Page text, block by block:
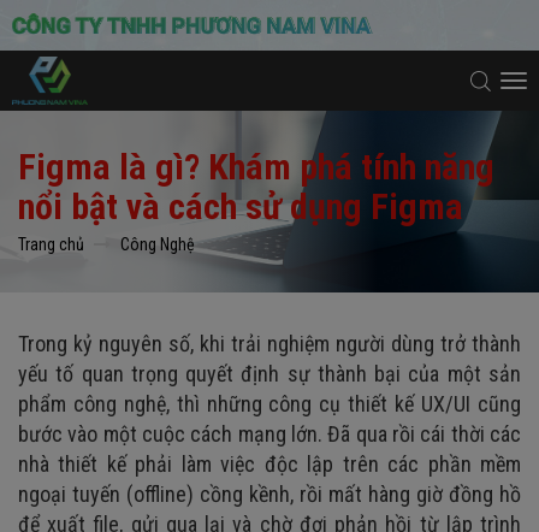
Figma là gì? Khám phá tính năng
nổi bật và cách sử dụng Figma
Trang chủ Công Nghệ
Trong kỷ nguyên số, khi trải nghiệm người dùng trở thành
yếu tố quan trọng quyết định sự thành bại của một sản
phẩm công nghệ, thì những công cụ thiết kế UX/UI cũng
bước vào một cuộc cách mạng lớn. Đã qua rồi cái thời các
nhà thiết kế phải làm việc độc lập trên các phần mềm
ngoại tuyến (offline) cồng kềnh, rồi mất hàng giờ đồng hồ
để xuất file, gửi qua lại và chờ đợi phản hồi từ lập trình